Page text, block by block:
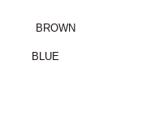
BROWN
BLUE